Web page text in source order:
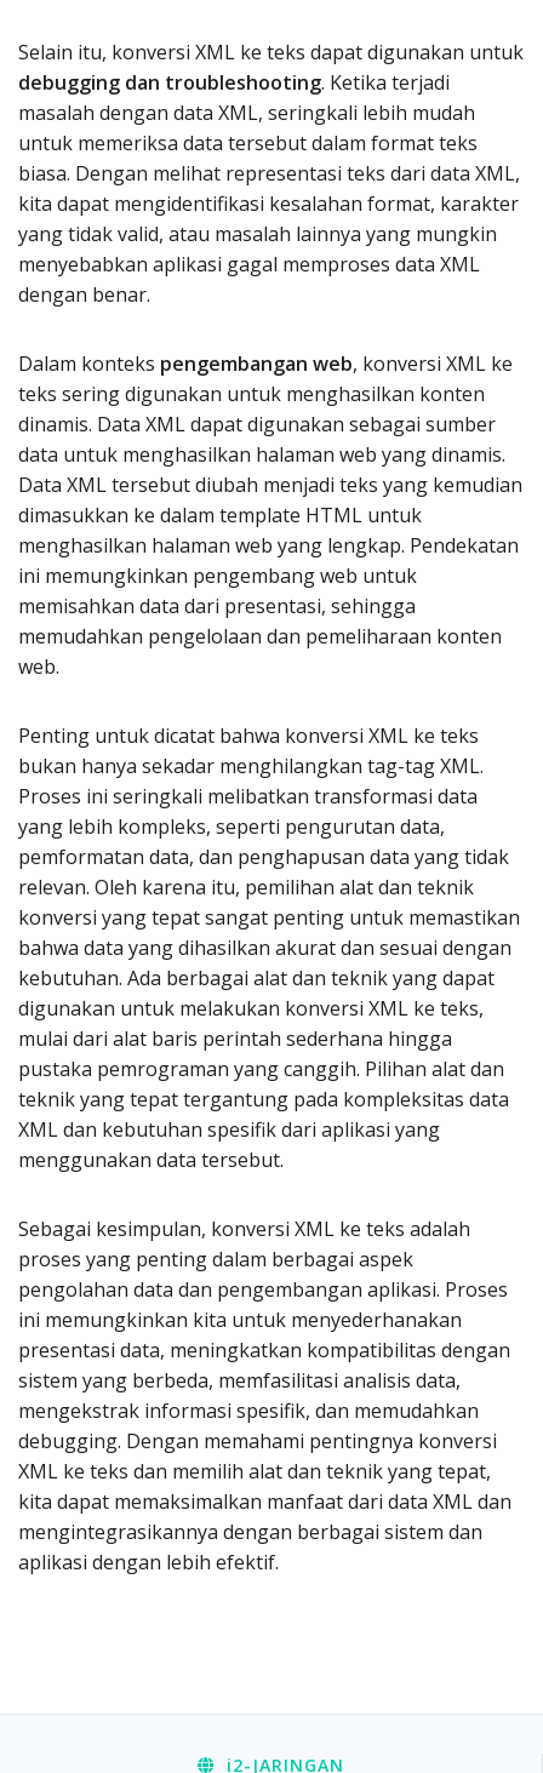
Selain itu, konversi XML ke teks dapat digunakan untuk
debugging dan troubleshooting. Ketika terjadi
masalah dengan data XML, seringkali lebih mudah
untuk memeriksa data tersebut dalam format teks
biasa. Dengan melihat representasi teks dari data XML,
kita dapat mengidentifikasi kesalahan format, karakter
yang tidak valid, atau masalah lainnya yang mungkin
menyebabkan aplikasi gagal memproses data XML
dengan benar.
Dalam konteks pengembangan web, konversi XML ke
teks sering digunakan untuk menghasilkan konten
dinamis. Data XML dapat digunakan sebagai sumber
data untuk menghasilkan halaman web yang dinamis.
Data XML tersebut diubah menjadi teks yang kemudian
dimasukkan ke dalam template HTML untuk
menghasilkan halaman web yang lengkap. Pendekatan
ini memungkinkan pengembang web untuk
memisahkan data dari presentasi, sehingga
memudahkan pengelolaan dan pemeliharaan konten
web.
Penting untuk dicatat bahwa konversi XML ke teks
bukan hanya sekadar menghilangkan tag-tag XML.
Proses ini seringkali melibatkan transformasi data
yang lebih kompleks, seperti pengurutan data,
pemformatan data, dan penghapusan data yang tidak
relevan. Oleh karena itu, pemilihan alat dan teknik
konversi yang tepat sangat penting untuk memastikan
bahwa data yang dihasilkan akurat dan sesuai dengan
kebutuhan. Ada berbagai alat dan teknik yang dapat
digunakan untuk melakukan konversi XML ke teks,
mulai dari alat baris perintah sederhana hingga
pustaka pemrograman yang canggih. Pilihan alat dan
teknik yang tepat tergantung pada kompleksitas data
XML dan kebutuhan spesifik dari aplikasi yang
menggunakan data tersebut.
Sebagai kesimpulan, konversi XML ke teks adalah
proses yang penting dalam berbagai aspek
pengolahan data dan pengembangan aplikasi. Proses
ini memungkinkan kita untuk menyederhanakan
presentasi data, meningkatkan kompatibilitas dengan
sistem yang berbeda, memfasilitasi analisis data,
mengekstrak informasi spesifik, dan memudahkan
debugging. Dengan memahami pentingnya konversi
XML ke teks dan memilih alat dan teknik yang tepat,
kita dapat memaksimalkan manfaat dari data XML dan
mengintegrasikannya dengan berbagai sistem dan
aplikasi dengan lebih efektif.
i2-JARINGAN